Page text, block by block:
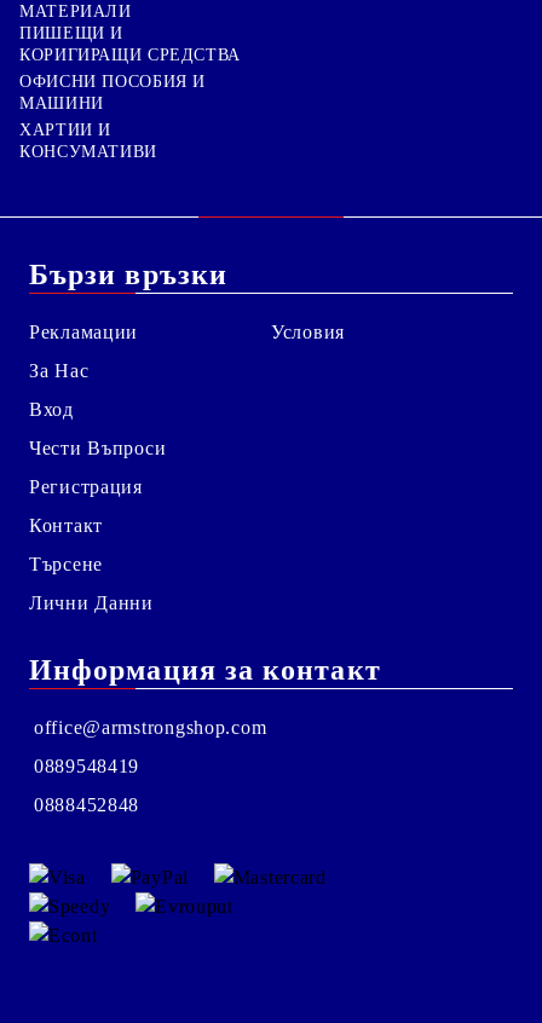
МАТЕРИАЛИ
ПИШЕЩИ И
КОРИГИРАЩИ СРЕДСТВА
ОФИСНИ ПОСОБИЯ И
МАШИНИ
ХАРТИИ И
КОНСУМАТИВИ
Бързи връзки
Рекламации
За Нас
Вход
Чести Въпроси
Регистрация
Контакт
Търсене
Лични Данни
Условия
Информация за контакт
office@armstrongshop.com
0889548419
0888452848